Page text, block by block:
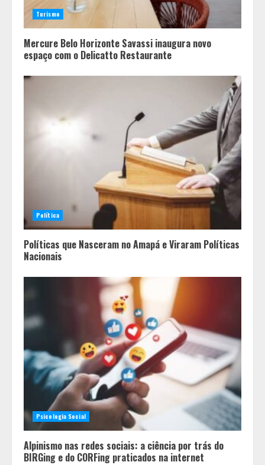
Turismo
Mercure Belo Horizonte Savassi inaugura novo
espaço com o Delicatto Restaurante
Política
Políticas que Nasceram no Amapá e Viraram Políticas
Nacionais
Psicologia Social
Alpinismo nas redes sociais: a ciência por trás do
BIRGing e do CORFing praticados na internet